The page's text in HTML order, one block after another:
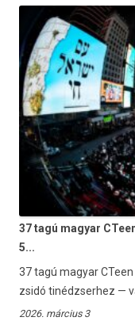
37 tagú magyar
5...
37 tagú magyar
zsidó tinédzserhez —
2026. március 3